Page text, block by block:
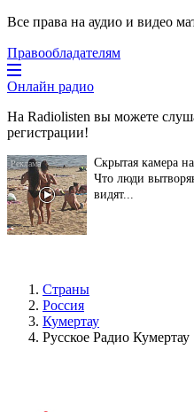
Все права на аудио и видео
Правообладателям
Онлайн радио
На Radiolisten вы можете
регистрации!
Скрытая камера
Что люди
видят...
Страны
Россия
Кумертау
Русское Радио